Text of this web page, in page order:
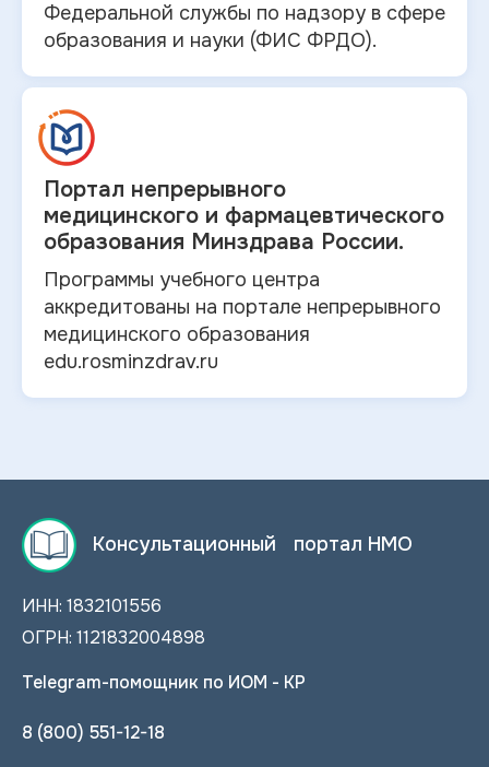
Федеральной службы по надзору в сфере
образования и науки (ФИС ФРДО).
Портал непрерывного
медицинского и фармацевтического
образования Минздрава России.
Программы учебного центра
аккредитованы на портале непрерывного
медицинского образования
edu.rosminzdrav.ru
Консультационный портал НМО
ИНН: 1832101556
ОГРН: 1121832004898
Telegram-помощник по ИОМ - КР
8 (800) 551-12-18